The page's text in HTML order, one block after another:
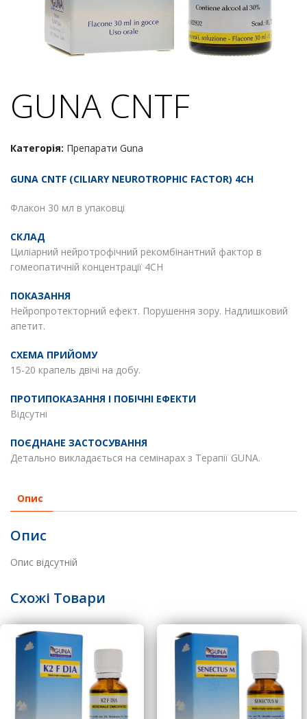
GUNA CNTF
Категорія: Препарати Guna
GUNA CNTF (CILIARY NEUROTROPHIC FACTOR) 4CH
Флакон 30 мл в упаковці
СКЛАД
Циліарний нейротрофічний рекомбінантний фактор в
гомеопатичній концентрації 4CH
ПОКАЗАННЯ
Нейропротекторний ефект. Порушення зору. Надлишковий
апетит.
СХЕМА ПРИЙОМУ
15-20 крапель двічі на добу.
ПРОТИПОКАЗАННЯ І ПОБІЧНІ ЕФЕКТИ
Відсутні
ПОЄДНАНЕ ЗАСТОСУВАННЯ
Детально викладається на семінарах з Терапії GUNA.
Опис
Опис
Опис відсутній
Схожі Товари